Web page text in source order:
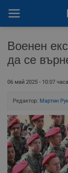
Военен
да се
06 май 2025 - 10:07 часа
Редактор: Мартин